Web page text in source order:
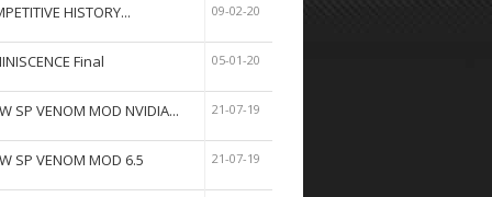
HISTORY... 09-02-20
Final 05-01-20
SP VENOM MOD NVIDIA... 21-07-19
SP VENOM MOD 6.5 21-07-19